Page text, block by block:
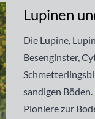
Lupinen
Die Lupine,
Besenginster,
sandigen
Pioniere zur